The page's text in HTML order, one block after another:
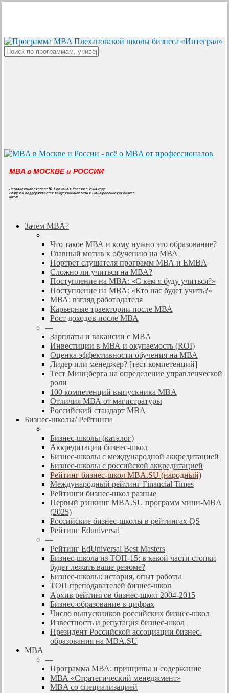
content
MBA в МОСКВЕ и РОССИИ
Независимый эксперт № 1 по MBA в России с 2004 года
Создан и поддерживается выпускниками MBA и EMBA российских бизнес-
школ
search
Menu
Зачем MBA?
—
Что такое МВА и кому нужно это образование?
Главный мотив к обучению на МВА
Портрет слушателя программ МВА и EMBA
Сложно ли учиться на МВА?
Поступление на МВА: «С кем я буду учиться?»
Поступление на МВА: «Кто нас будет учить?»
МВА: взгляд работодателя
Карьерные траектории после МВА
Рост доходов после МВА
—
Зарплаты и вакансии с MBA
Инвестиции в МВА и окупаемость (ROI)
Оценка эффективности обучения на МВА
Лидер или менеджер? [тест компетенций]
Тест Минцберга на определение управленческой
роли
100 компетенций выпускника MBA
Отличия МВА от магистратуры
Российский стандарт MBA
Бизнес-школы/ Рейтинги
—
Бизнес-школы (каталог)
Аккредитации бизнес-школ
Бизнес-школы с международной аккредитацией
Бизнес-школы с российской аккредитацией
Рейтинг бизнес-школ MBA.SU (народный)
Международный рейтинг Financial Times
Рейтинги бизнес-школ разные
Первый рэнкинг MBA.SU программ мини-MBA
(2025)
Российские бизнес-школы в рейтингах QS
Рейтинг Eduniversal
—
Рейтинг EdUniversal Best Masters
Бизнес-школа из ТОП-15: в какой части стопки
будет лежать ваше резюме?
Бизнес-школы: история, опыт работы
ТОП преподавателей бизнес-школ
Архив рейтингов бизнес-школ 2004-2015
Бизнес-образование в цифрах
Число выпускников российских бизнес-школ
Известность и репутация бизнес-школ
Президент Российской ассоциации бизнес-
образования на MBA.SU
MBA
—
Программа МВА: принципы и содержание
МВА «Cтратегический менеджмент»
MBA со специализацией